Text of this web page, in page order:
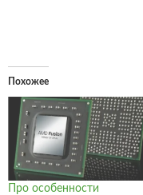
Похожее
Про особенности